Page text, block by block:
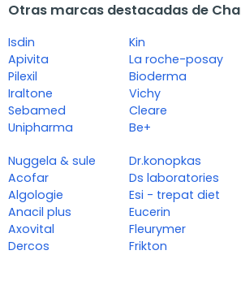
Otras marcas destacadas de
Isdin
Apivita
Pilexil
Iraltone
Sebamed
Unipharma
Kin
La roche-posay
Bioderma
Vichy
Cleare
Be+
Nuggela & sule
Acofar
Algologie
Anacil plus
Axovital
Dercos
Dr.konopkas
Ds laboratories
Esi - trepat diet
Eucerin
Fleurymer
Frikton